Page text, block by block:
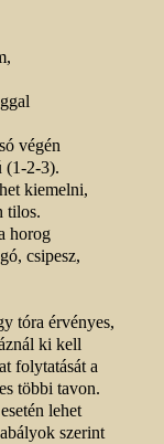
végén
(1-2-3).
kiemelni,
tilos.
horog
csipesz,
tóra érvényes,
ki kell
folytatását a
többi tavon.
lehet
szerint